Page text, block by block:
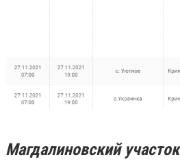
Магдалиновский участок